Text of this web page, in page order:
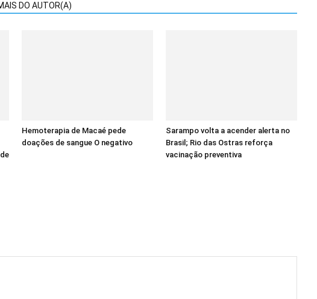
DO AUTOR(A)
Hemoterapia de Macaé pede
doações de sangue O negativo
Sarampo volta a acender alerta no
Brasil; Rio das Ostras reforça
vacinação preventiva